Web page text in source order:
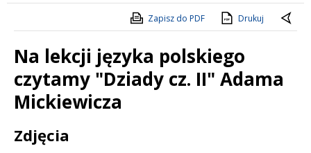
Zapisz do PDF Drukuj
Na lekcji języka polskiego
czytamy "Dziady cz. II" Adama
Mickiewicza
Treść
Zdjęcia